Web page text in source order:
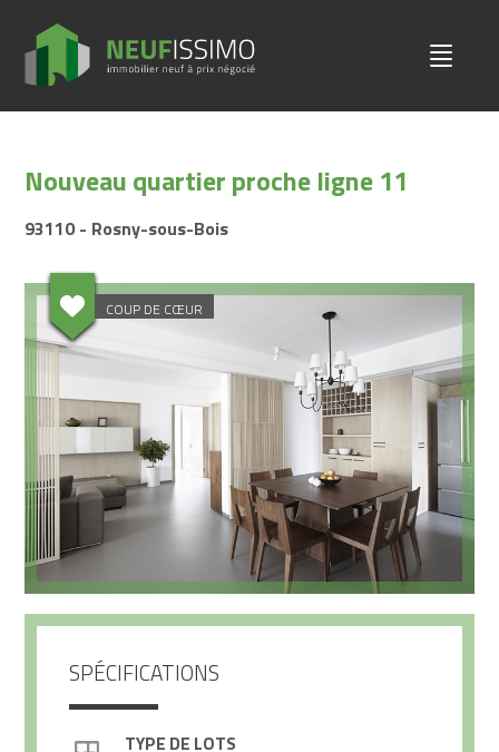
Nouveau quartier proche ligne 11
93110 - Rosny-sous-Bois
COUP DE CŒUR
SPÉCIFICATIONS
TYPE DE LOTS